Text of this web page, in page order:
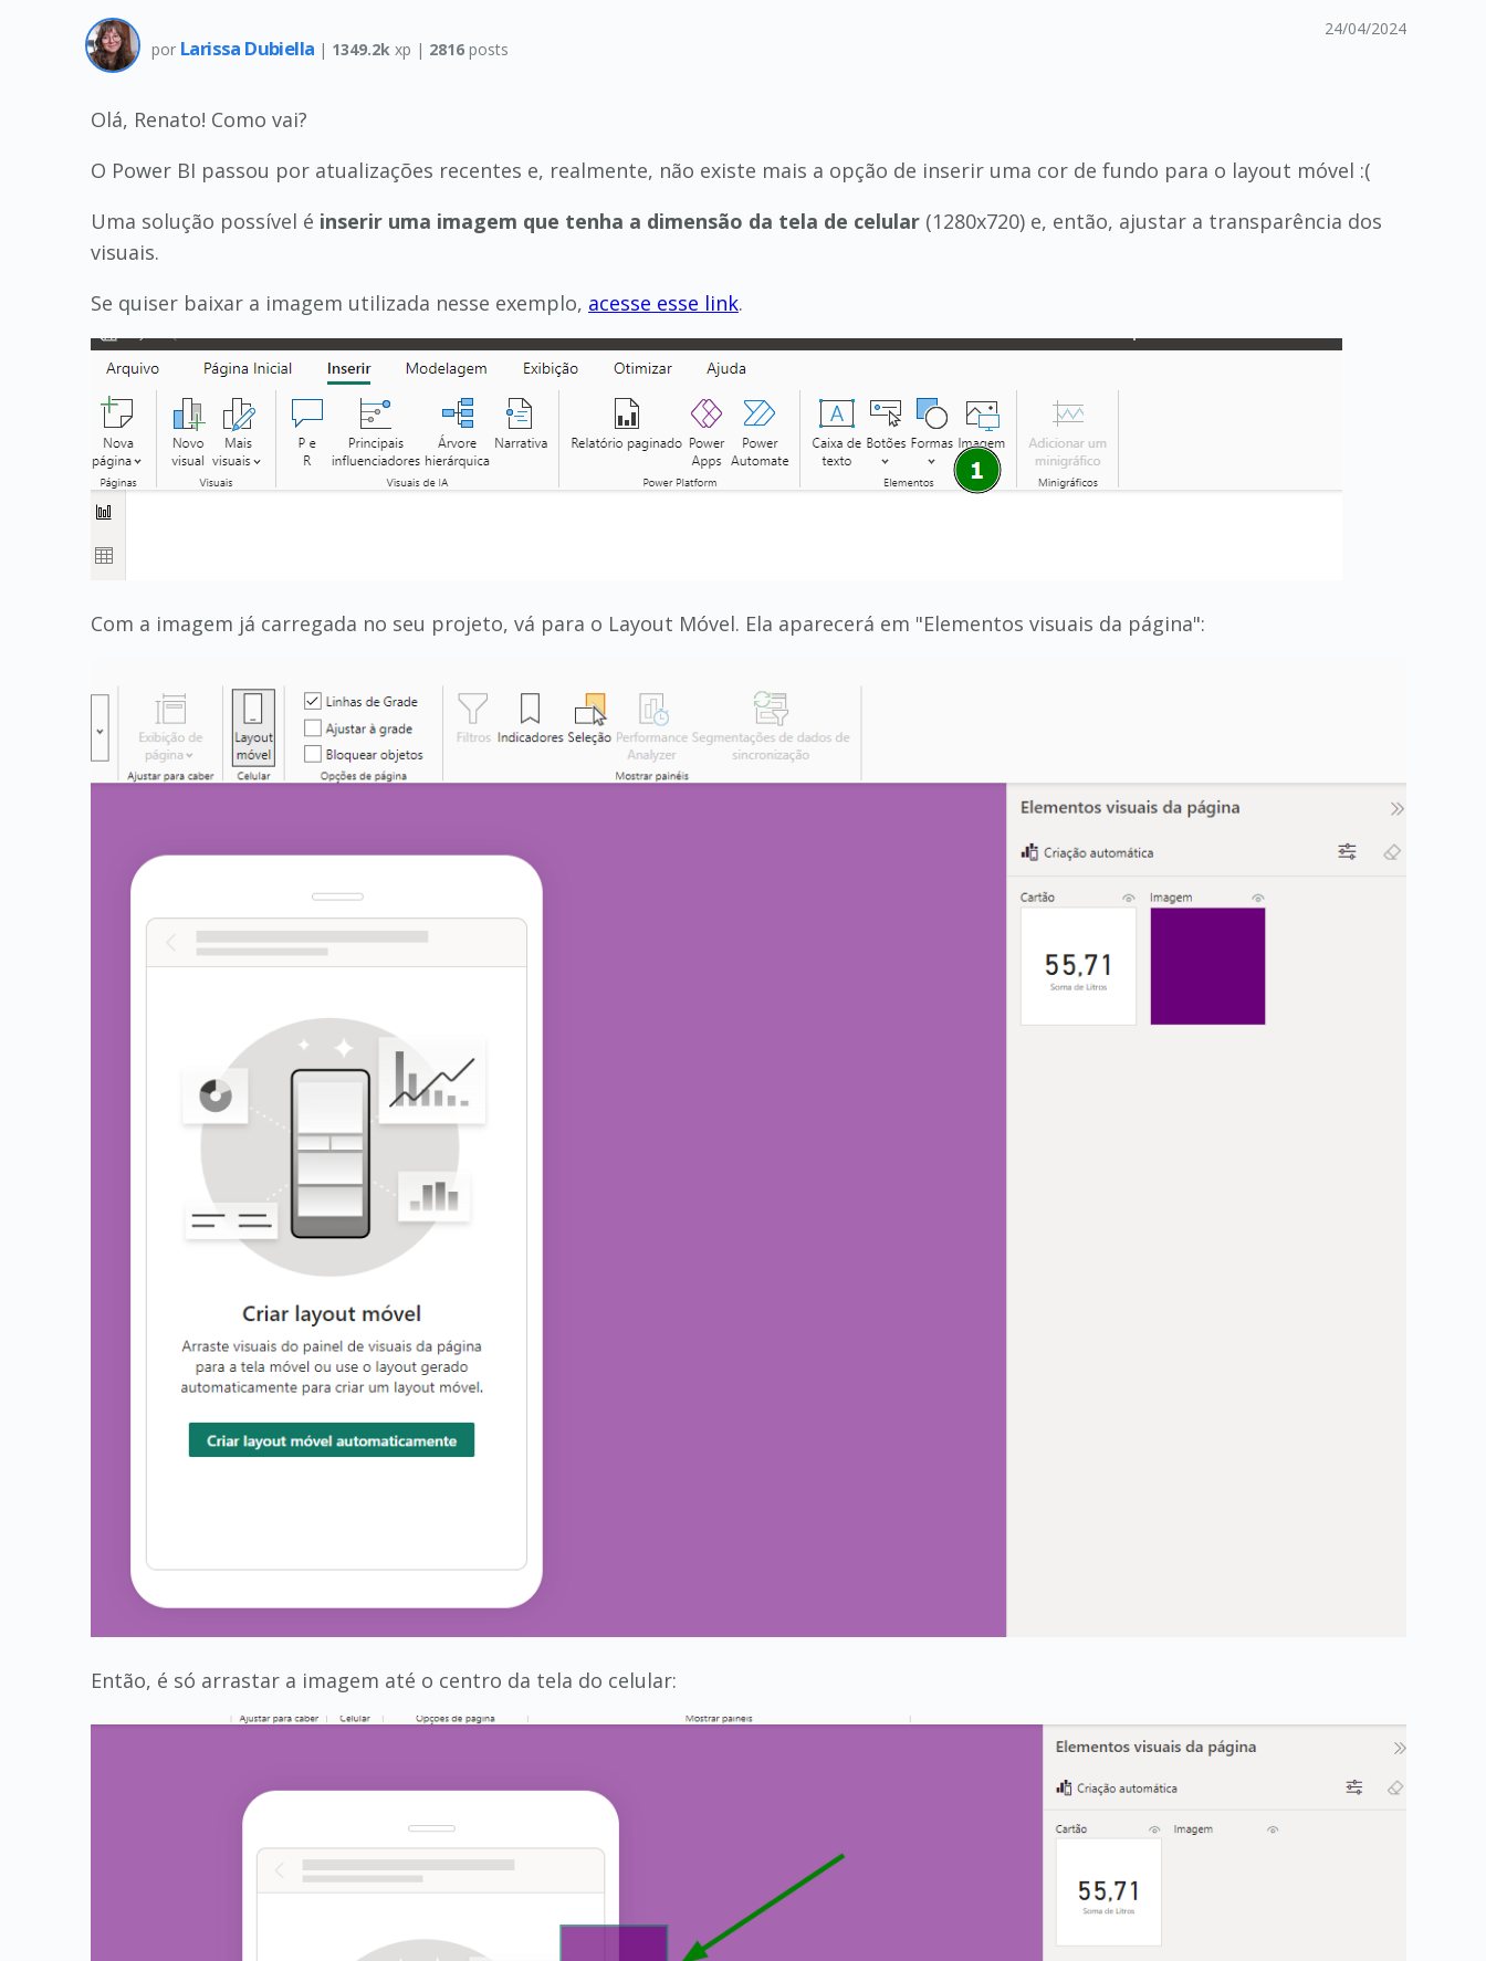
por Larissa Dubiella | 1349.2kxp | 2816posts
24/04/2024
Olá, Renato! Como vai?
O Power BI passou por atualizações recentes e, realmente, não existe mais a opção de inserir uma cor de fundo para o layout móvel :(
Uma solução possível é inserir uma imagem que tenha a dimensão da tela de celular (1280x720) e, então, ajustar a transparência dos
visuais.
Se quiser baixar a imagem utilizada nesse exemplo, acesse esse link.
Com a imagem já carregada no seu projeto, vá para o Layout Móvel. Ela aparecerá em "Elementos visuais da página":
Então, é só arrastar a imagem até o centro da tela do celular: